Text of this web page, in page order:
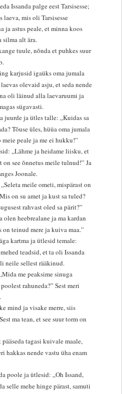
Issanda palge eest Tarsisesse;
laeva, mis oli Tarsisesse
ja astus peale, et minna koos
silma alt ära.
tuule, nõnda et puhkes suur
karjusid igaüks oma jumala
olevaid asju, et seda nende
oli läinud alla laevaruumi ja
sügavasti.
juurde ja ütles talle: „Kuidas sa
Tõuse üles, hüüa oma jumala
peale ja me ei hukku!”
„Lähme ja heidame liisku, et
on see õnnetus meile tulnud!” Ja
Joonale.
meile ometi, mispärast on
on su amet ja kust sa tuled?
rahvast oled sa pärit?”
olen heebrealane ja ma kardan
on teinud mere ja kuiva maa.”
kartma ja ütlesid temale:
teadsid, et ta oli Issanda
neile sellest rääkinud.
me peaksime sinuga
rahuneda?” Sest meri
mind ja visake merre, siis
ma tean, et see suur torm on
tagasi kuivale maale,
hakkas nende vastu üha enam
poole ja ütlesid: „Oh Issand,
selle mehe hinge pärast, samuti